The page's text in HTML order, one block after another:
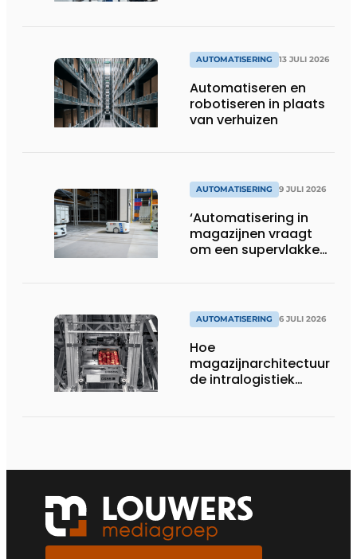
AUTOMATISERING 13 JULI 2026
Automatiseren en
robotiseren in plaats
van verhuizen
AUTOMATISERING 9 JULI 2026
‘Automatisering in
magazijnen vraagt
om een supervlakke
AUTOMATISERING 6 JULI 2026
Hoe
magazijnarchitectuur
de intralogistiek